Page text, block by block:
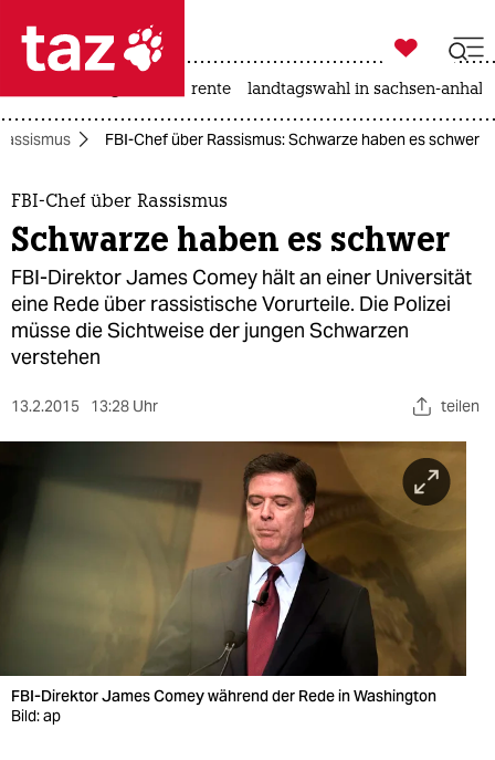
 taz zahl ich
taz zahl ich
themen
politik
öko
gesellschaft
kultur
sport
nord
verlag

taz zahl ich
rente landtagswahl in sachsen-anhalt
FBI-Chef über Rassismus: Schwarze haben es schwer
FBI-Chef über Rassismus
Schwarze haben es schwer
FBI-Direktor James Comey hält an einer Universität
eine Rede über rassistische Vorurteile. Die Polizei
müsse die Sichtweise der jungen Schwarzen
verstehen
13.2.2015 13:28 Uhr teilen
FBI-Direktor James Comey während der Rede in Washington
Bild: ap